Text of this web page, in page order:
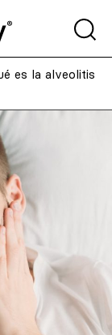
es la alveolitis